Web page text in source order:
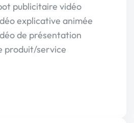
publicitaire vidéo
explicative animée
de présentation
produit/service